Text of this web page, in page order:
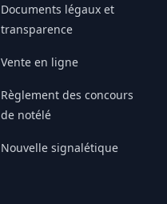
Documents légaux et
transparence
Vente en ligne
Règlement des concours
de notélé
Nouvelle signalétique